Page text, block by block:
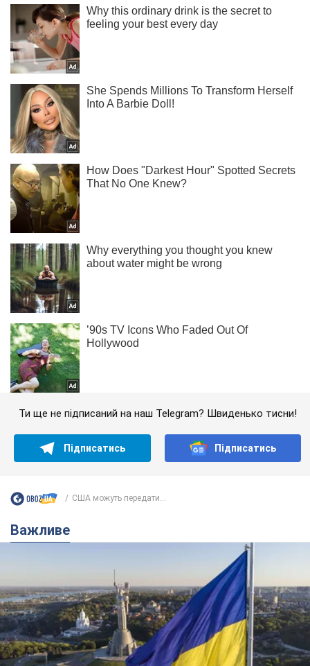
Ти ще не підписаний на наш Telegram? Швиденько тисни!
Підписатись Підписатись
США можуть передати...
Важливе